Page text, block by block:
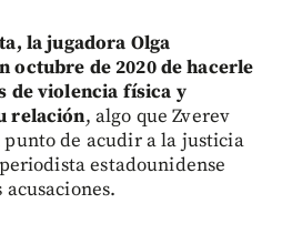
la jugadora Olga
octubre de 2020 de hacerle
de violencia física y
relación, algo que Zverev
de acudir a la justicia
estadounidense
acusaciones.